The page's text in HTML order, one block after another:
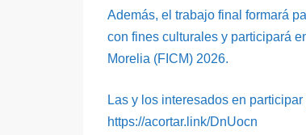
Además, el trabajo final formará
con fines culturales y participará
Morelia (FICM) 2026.
Las y los interesados en
https://acortar.link/DnUocn